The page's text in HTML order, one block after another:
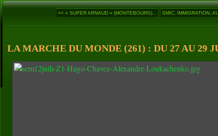
<< « SUPER ARNAUD » (MONTEBOURG)... SMIC, IMMIGRATION,
LA MARCHE DU MONDE (261) : DU 27 AU 29